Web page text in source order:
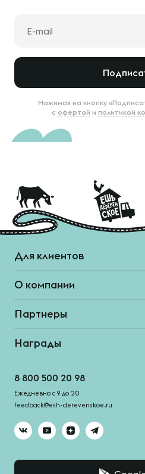
Нажимая на кнопку
с офертой и политикой
Для клиентов
О компании
Партнеры
Награды
8 800 500 20 98
Ежедневно с 9 до 20
feedback@esh-derevenskoe.ru